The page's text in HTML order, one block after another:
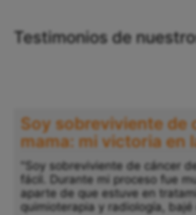
Testimonios de
Soy sobreviviente de
mama: mi victoria en
"Soy sobreviviente de cáncer
fácil. Durante mi proceso fue
aparte de que estuve en
quimioterapia y radiología, bajé